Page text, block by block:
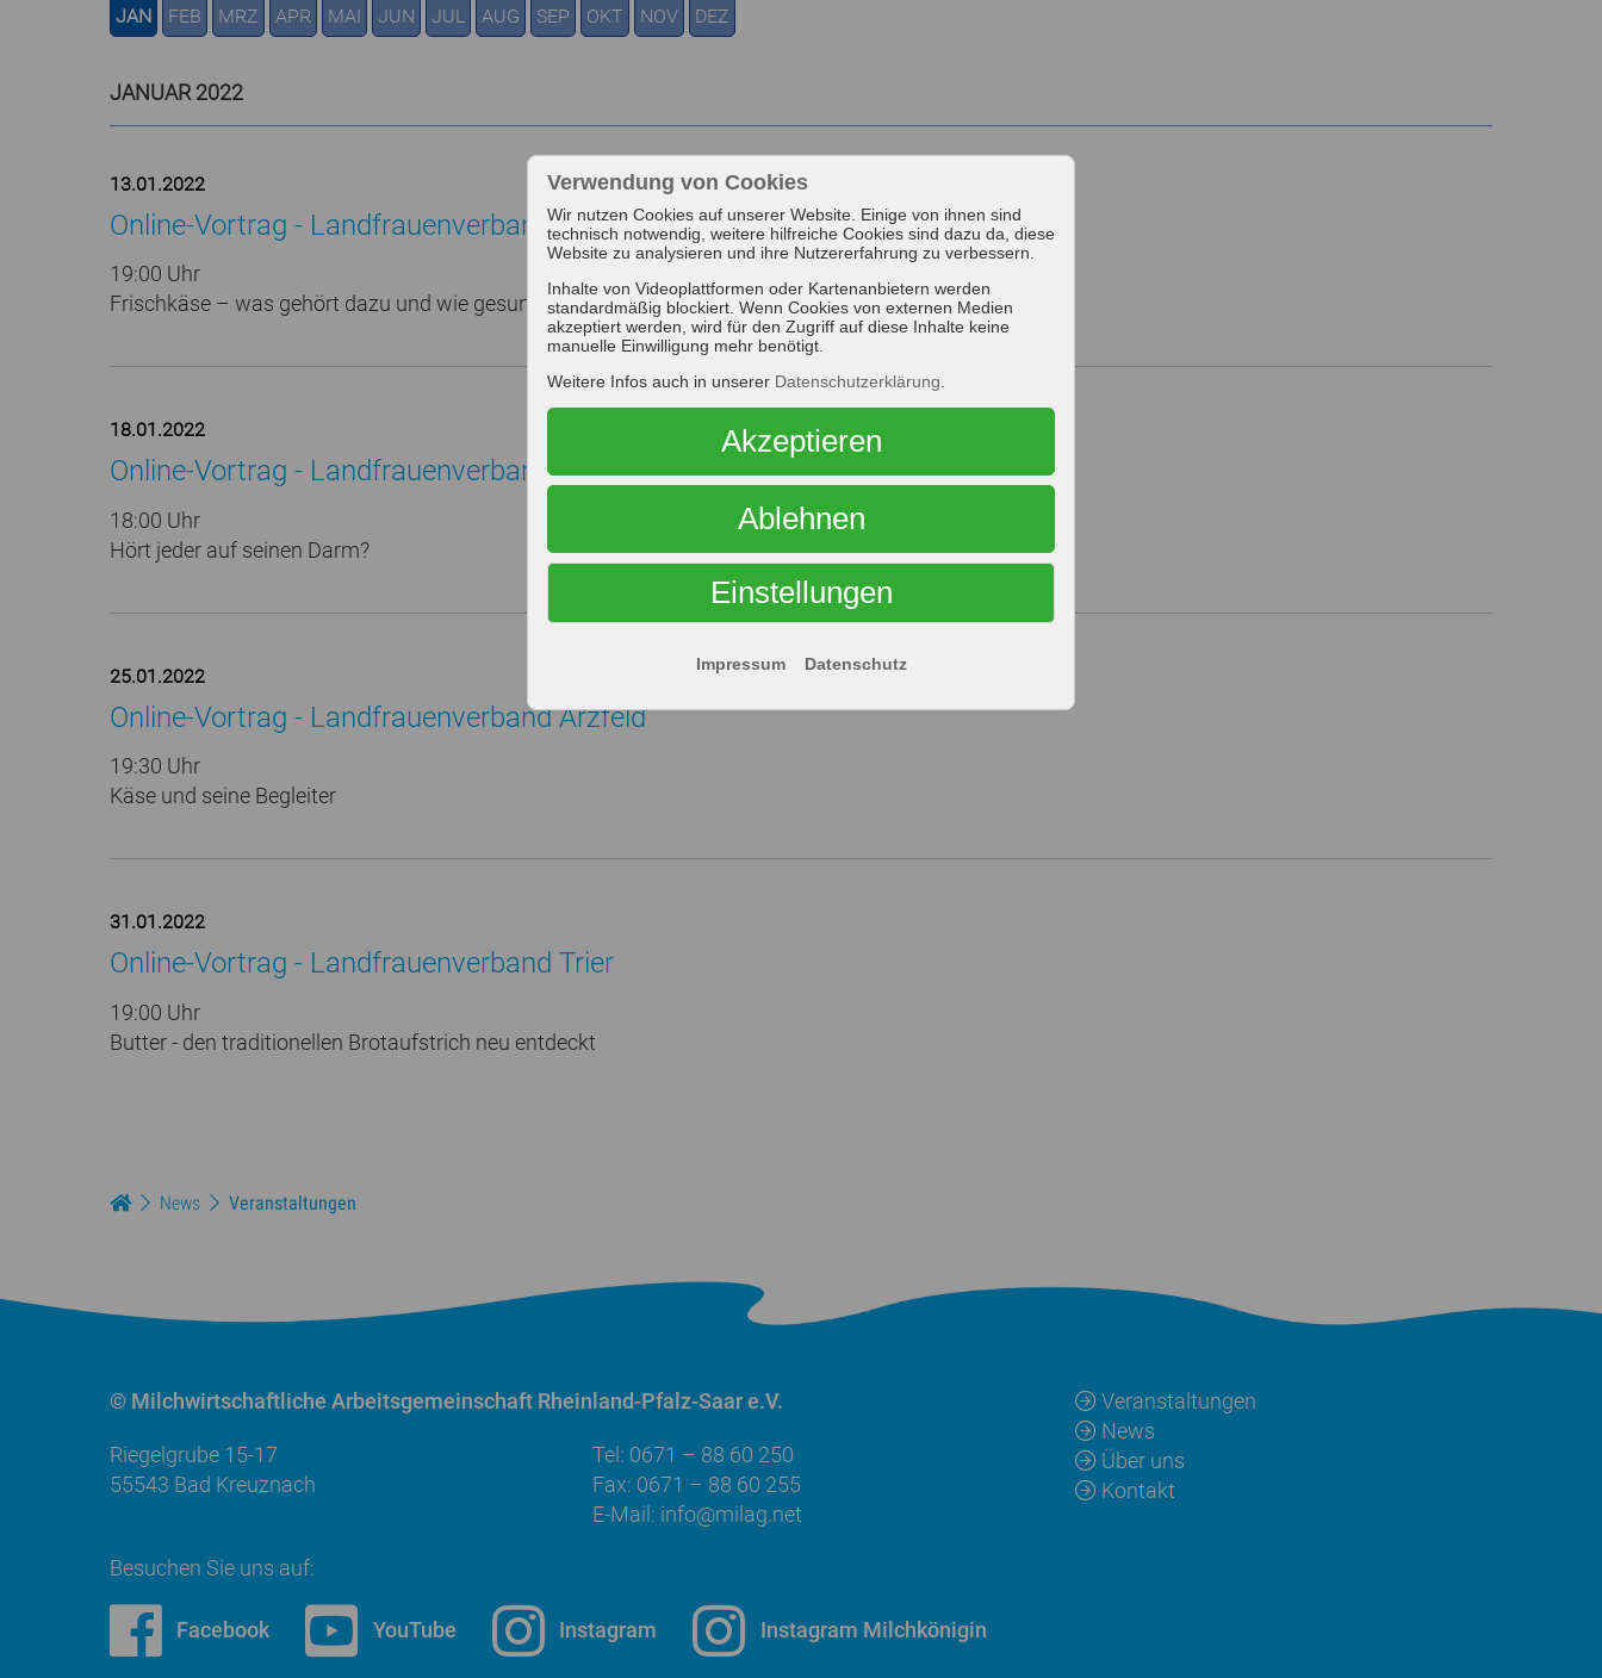
JAN FEB MRZ APR MAI JUN JUL AUG SEP OKT NOV DEZ
JANUAR 2022
13.01.2022
Online-Vortrag - Landfrauenverband Bitburg
19:00 Uhr
Frischkäse – was gehört dazu und wie gesund ist er?
18.01.2022
Online-Vortrag - Landfrauenverband Ahrweiler
18:00 Uhr
Hört jeder auf seinen Darm?
25.01.2022
Online-Vortrag - Landfrauenverband Arzfeld
19:30 Uhr
Käse und seine Begleiter
31.01.2022
Online-Vortrag - Landfrauenverband Trier
19:00 Uhr
Butter - den traditionellen Brotaufstrich neu entdeckt
News Veranstaltungen
© Milchwirtschaftliche Arbeitsgemeinschaft Rheinland-Pfalz-Saar e.V.
Riegelgrube 15-17
55543 Bad Kreuznach
Tel: 0671 – 88 60 250
Fax: 0671 – 88 60 255
E-Mail: info@milag.net
Besuchen Sie uns auf:
Facebook YouTube Instagram Instagram Milchkönigin
Veranstaltungen
News
Über uns
Kontakt
Verwendung von Cookies
Wir nutzen Cookies auf unserer Website. Einige von ihnen sind
technisch notwendig, weitere hilfreiche Cookies sind dazu da, diese
Website zu analysieren und ihre Nutzererfahrung zu verbessern.
Inhalte von Videoplattformen oder Kartenanbietern werden
standardmäßig blockiert. Wenn Cookies von externen Medien
akzeptiert werden, wird für den Zugriff auf diese Inhalte keine
manuelle Einwilligung mehr benötigt.
Weitere Infos auch in unserer Datenschutzerklärung.
Impressum Datenschutz
Einstellungen
Ablehnen
Akzeptieren